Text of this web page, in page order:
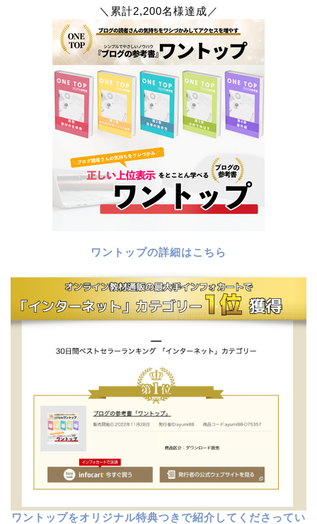
＼累計2,200名様達成／
ワントップの詳細はこちら
ワントップをオリジナル特典つきで紹介してくださってい